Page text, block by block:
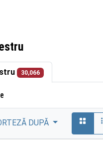
30,066
DUPĂ